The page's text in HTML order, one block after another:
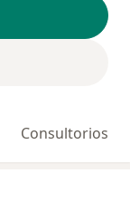
Consultorios